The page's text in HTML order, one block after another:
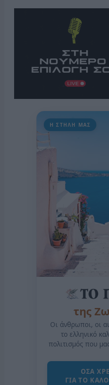
Η ΣΤΗΛΗ ΜΑΣ
της
Οι άνθρωποι, οι
το ελληνικό
πολιτισμός που
ΟΣΑ
ΓΙΑ ΤΟ